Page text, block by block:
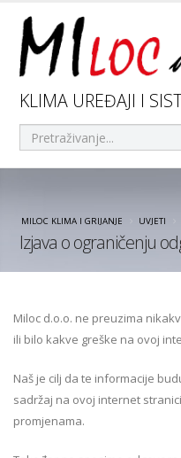
KLIMA UREĐAJI I
MILOC KLIMA I GRIJANJE UVJETI
Izjava o ograničenju
Miloc d.o.o. ne preuzima
ili bilo kakve greške na ovoj
Naš je cilj da te informacije
sadržaj na ovoj internet
promjenama.